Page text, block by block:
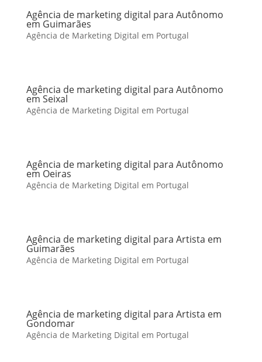
Agência de marketing digital para Autônomo
em Guimarães
Agência de Marketing Digital em Portugal
Agência de marketing digital para Autônomo
em Seixal
Agência de Marketing Digital em Portugal
Agência de marketing digital para Autônomo
em Oeiras
Agência de Marketing Digital em Portugal
Agência de marketing digital para Artista em
Guimarães
Agência de Marketing Digital em Portugal
Agência de marketing digital para Artista em
Gondomar
Agência de Marketing Digital em Portugal